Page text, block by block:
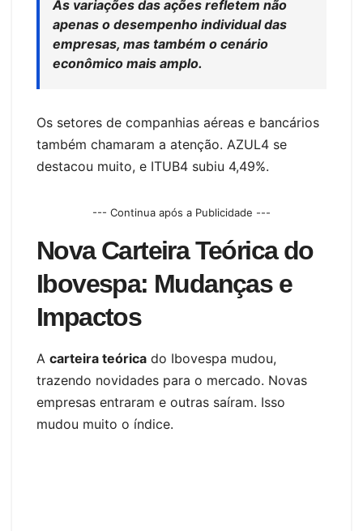
As variações das ações refletem não
apenas o desempenho individual das
empresas, mas também o cenário
econômico mais amplo.
Os setores de companhias aéreas e bancários
também chamaram a atenção. AZUL4 se
destacou muito, e ITUB4 subiu 4,49%.
--- Continua após a Publicidade ---
Nova Carteira Teórica do
Ibovespa: Mudanças e
Impactos
A carteira teórica do Ibovespa mudou,
trazendo novidades para o mercado. Novas
empresas entraram e outras saíram. Isso
mudou muito o índice.